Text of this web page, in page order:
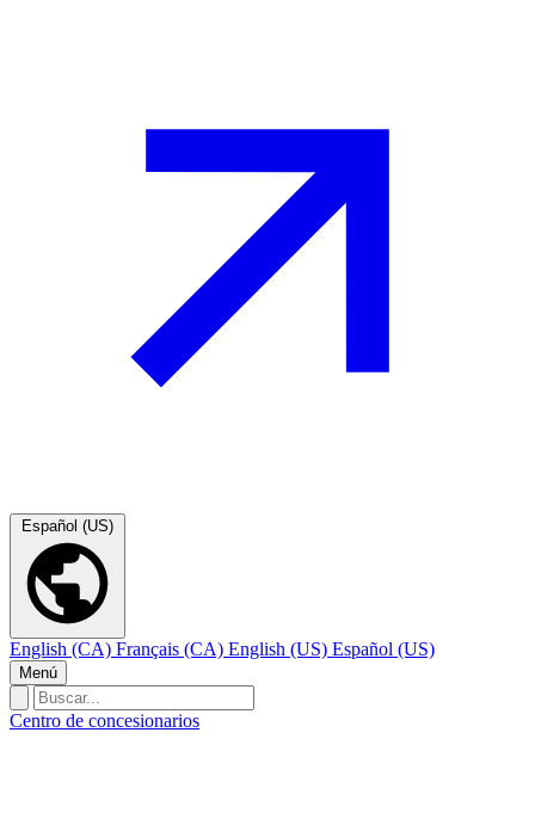
Español (US)
English (CA) Français (CA) English (US) Español (US)
Menú
Centro de concesionarios